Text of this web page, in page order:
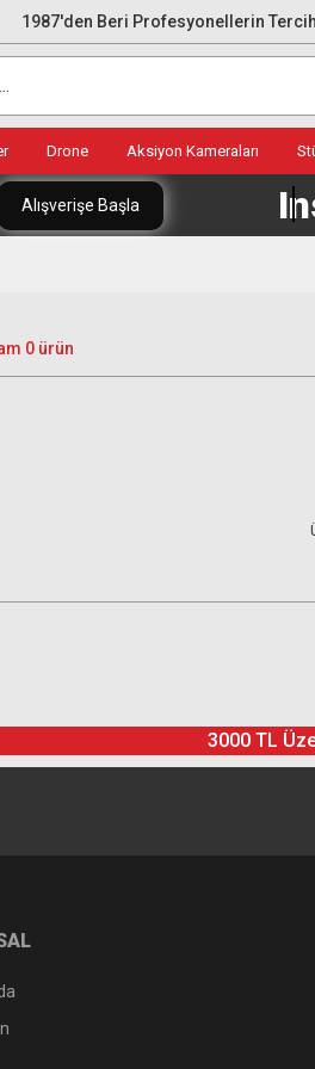
1987'den Beri Profesyonellerin
Drone Aksiyon Kameraları
Alışverişe Başla
0 ürün
3000 TL